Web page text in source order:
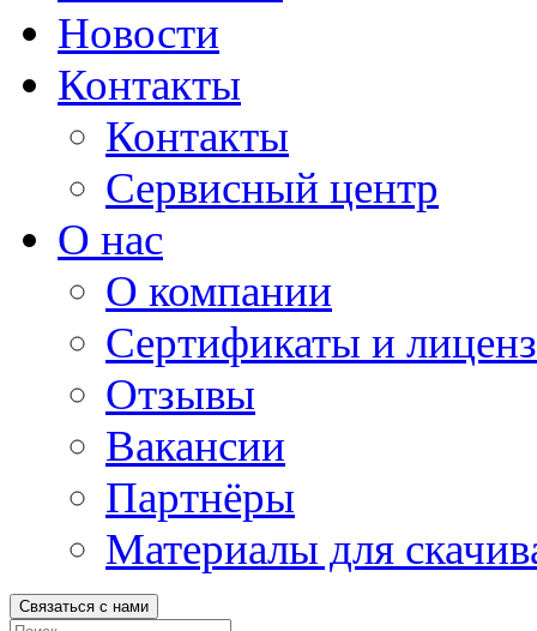
Новости
Контакты
Контакты
Сервисный центр
О нас
О компании
Сертификаты и
Отзывы
Вакансии
Партнёры
Материалы для
Связаться с нами